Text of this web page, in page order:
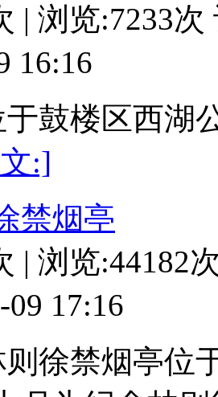
| 浏览:7233次
16:16
鼓楼区西湖
:]
禁烟亭
| 浏览:44182
17:16
徐禁烟亭位